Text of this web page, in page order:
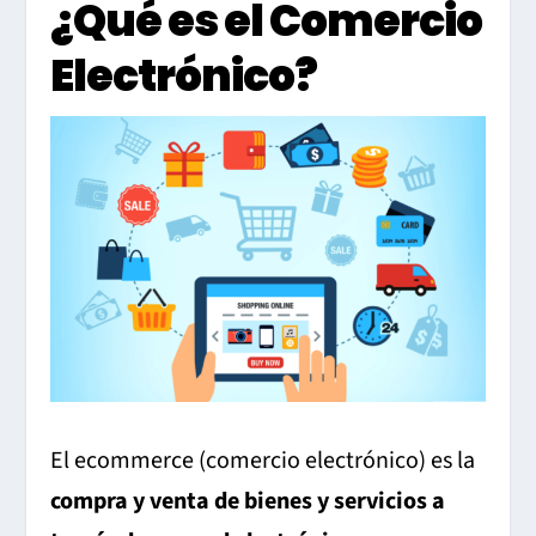
¿Qué es el Comercio
Electrónico?
El ecommerce (comercio electrónico) es la
compra y venta de bienes y serviciosa